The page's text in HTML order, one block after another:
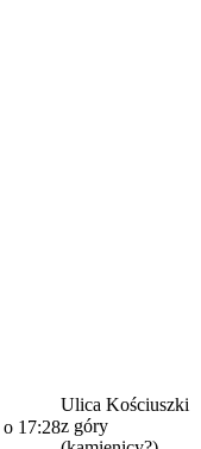
17:28
Ulica Kościuszki
z góry